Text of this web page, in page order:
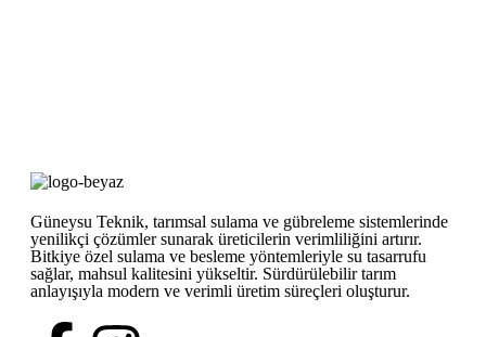
Güneysu Teknik, tarımsal sulama ve gübreleme sistemlerinde
yenilikçi çözümler sunarak üreticilerin verimliliğini artırır.
Bitkiye özel sulama ve besleme yöntemleriyle su tasarrufu
sağlar, mahsul kalitesini yükseltir. Sürdürülebilir tarım
anlayışıyla modern ve verimli üretim süreçleri oluşturur.